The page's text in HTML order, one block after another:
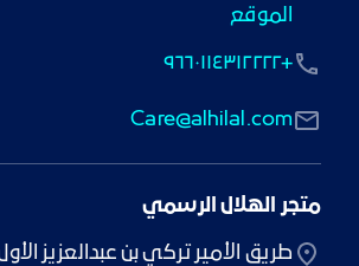
الموقع
Care@alhilal.com
+٩٦٦٠١١٤٣١٢٢٢٢
متجر الهلال الرسمي